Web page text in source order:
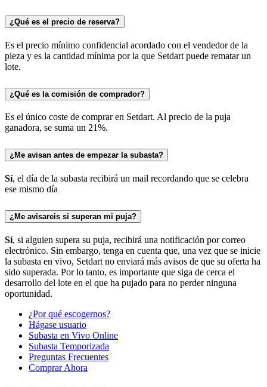
¿Qué es el precio de reserva?
Es el precio mínimo confidencial acordado con el vendedor de la
pieza y es la cantidad mínima por la que Setdart puede rematar un
lote.
¿Qué es la comisión de comprador?
Es el único coste de comprar en Setdart. Al precio de la puja
ganadora, se suma un 21%.
¿Me avisan antes de empezar la subasta?
Sí, el día de la subasta recibirá un mail recordando que se celebra
ese mismo día
¿Me avisareis si superan mi puja?
Sí, si alguien supera su puja, recibirá una notificación por correo
electrónico. Sin embargo, tenga en cuenta que, una vez que se inicie
la subasta en vivo, Setdart no enviará más avisos de que su oferta ha
sido superada. Por lo tanto, es importante que siga de cerca el
desarrollo del lote en el que ha pujado para no perder ninguna
oportunidad.
¿Por qué escogernos?
Hágase usuario
Subasta en Vivo Online
Subasta Temporizada
Preguntas Frecuentes
Comprar Ahora